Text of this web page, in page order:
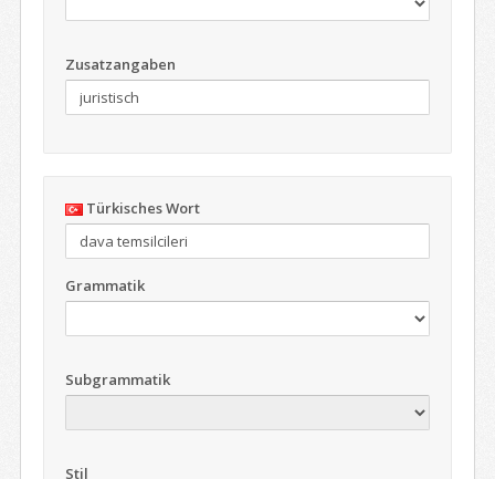
Zusatzangaben
Türkisches Wort
Grammatik
Subgrammatik
Stil